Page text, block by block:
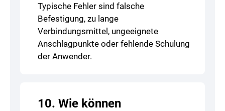
Typische Fehler sind falsche
Befestigung, zu lange
Verbindungsmittel, ungeeignete
Anschlagpunkte oder fehlende Schulung
der Anwender.
10. Wie können